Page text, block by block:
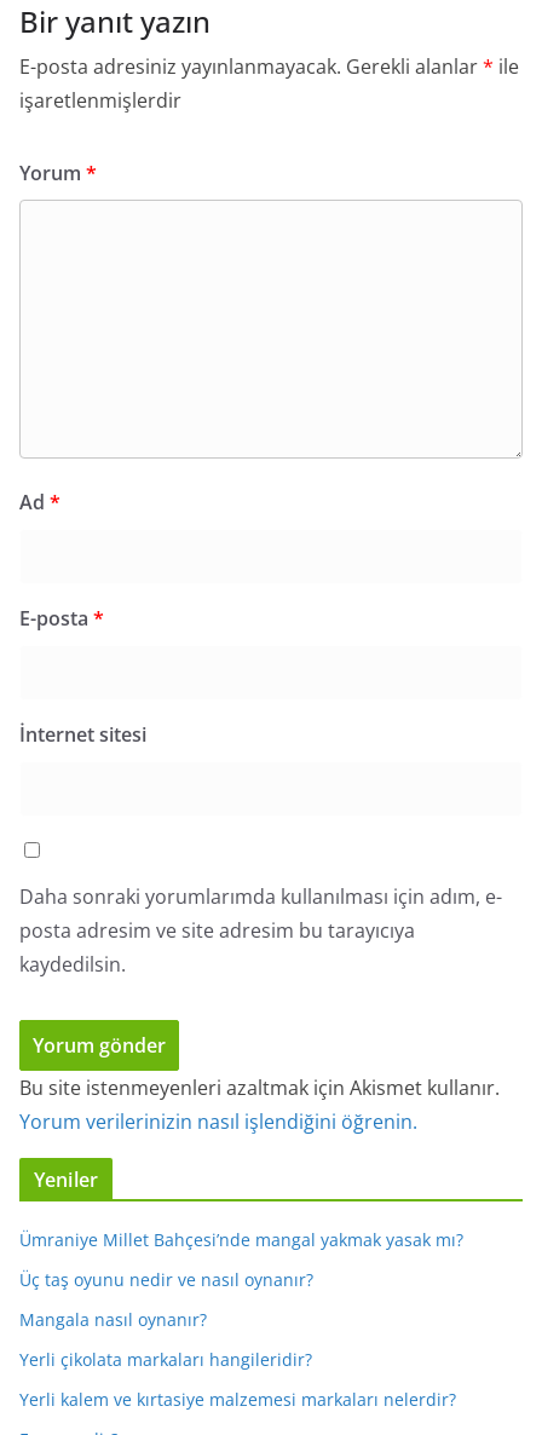
Bir yanıt yazın
E-posta adresiniz yayınlanmayacak. Gerekli alanlar* ile
işaretlenmişlerdir
Yorum *
Ad *
E-posta *
İnternet sitesi
Daha sonraki yorumlarımda kullanılması için adım, e-
posta adresim ve site adresim bu tarayıcıya
kaydedilsin.
Bu site istenmeyenleri azaltmak için Akismet kullanır.
Yorum verilerinizin nasıl işlendiğini öğrenin.
Yeniler
Ümraniye Millet Bahçesi’nde mangal yakmak yasak mı?
Üç taş oyunu nedir ve nasıl oynanır?
Mangala nasıl oynanır?
Yerli çikolata markaları hangileridir?
Yerli kalem ve kırtasiye malzemesi markaları nelerdir?